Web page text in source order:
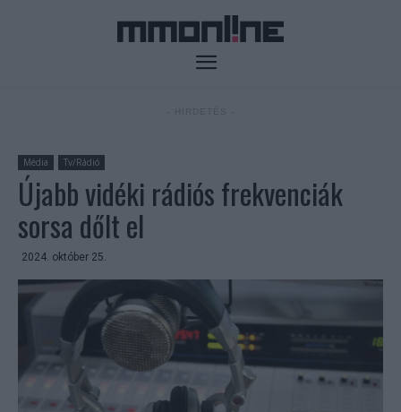
Média Tv/Rádió
Újabb vidéki rádiós frekvenciák
sorsa dőlt el
2024. október 25.